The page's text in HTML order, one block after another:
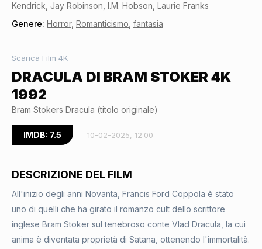
Kendrick, Jay Robinson, I.M. Hobson, Laurie Franks
Genere: Horror, Romanticismo fantasia
Scarica Film 4K
DRACULA DI BRAM STOKER 4K
1992
Bram Stokers Dracula (titolo originale)
IMDB: 7.5 10-02-2025, 12:00
DESCRIZIONE DEL FILM
All'inizio degli anni Novanta, Francis Ford Coppola è stato
uno di quelli che ha girato il romanzo cult dello scrittore
inglese Bram Stoker sul tenebroso conte Vlad Dracula, la cui
anima è diventata proprietà di Satana, ottenendo l'immortalità.